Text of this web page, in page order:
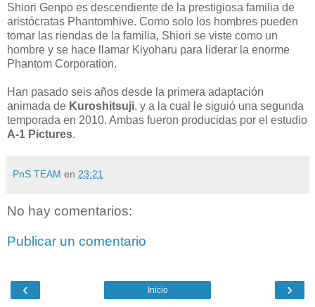
Shiori Genpo es descendiente de la prestigiosa familia de
aristócratas Phantomhive. Como solo los hombres pueden
tomar las riendas de la familia, Shiori se viste como un
hombre y se hace llamar Kiyoharu para liderar la enorme
Phantom Corporation.
Han pasado seis años desde la primera adaptación
animada de Kuroshitsuji, y a la cual le siguió una segunda
temporada en 2010. Ambas fueron producidas por el estudio
A-1 Pictures.
PnS TEAM en 23:21
No hay comentarios:
Publicar un comentario
‹ ›
Inicio